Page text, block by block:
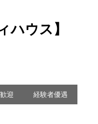
ハウス】
迎 経験者優遇